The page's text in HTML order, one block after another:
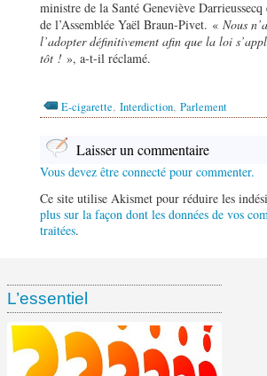
ministre de la Santé Geneviève Darrieussecq
de l’Assemblée Yaël Braun-Pivet. « Nous
l’adopter définitivement afin que la loi
tôt ! », a-t-il réclamé.
E-cigarette, Interdiction, Parlement
Laisser un commentaire
Vous devez être connecté pour commenter.
Ce site utilise Akismet pour réduire les
plus sur la façon dont les données de vos
traitées.
L’essentiel